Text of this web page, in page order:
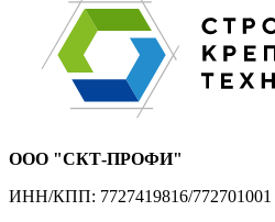
ООО "СКТ-ПРОФИ"
ИНН/КПП: 7727419816/772701001